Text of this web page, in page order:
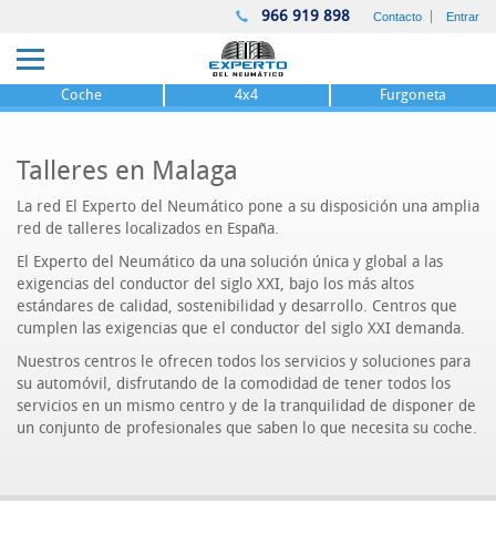
966 919 898 Contacto Entrar
Coche 4x4 Furgoneta
Talleres en Malaga
La red El Experto del Neumático pone a su disposición una amplia
red de talleres localizados en España.
El Experto del Neumático da una solución única y global a las
exigencias del conductor del siglo XXI, bajo los más altos
estándares de calidad, sostenibilidad y desarrollo. Centros que
cumplen las exigencias que el conductor del siglo XXI demanda.
Nuestros centros le ofrecen todos los servicios y soluciones para
su automóvil, disfrutando de la comodidad de tener todos los
servicios en un mismo centro y de la tranquilidad de disponer de
un conjunto de profesionales que saben lo que necesita su coche.